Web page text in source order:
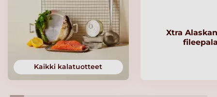
Kaikki kalatuotteet
Xtra